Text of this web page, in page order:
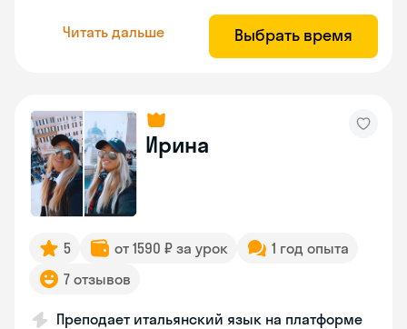
Читать дальше Выбрать время
Ирина
5 от 1590 ₽ за урок
1 год опыта
7 отзывов
Преподает итальянский язык на платформе